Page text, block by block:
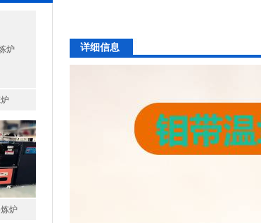
炉
炉
详细信息